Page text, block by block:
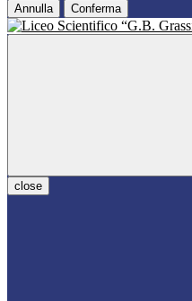
Annulla Conferma
close